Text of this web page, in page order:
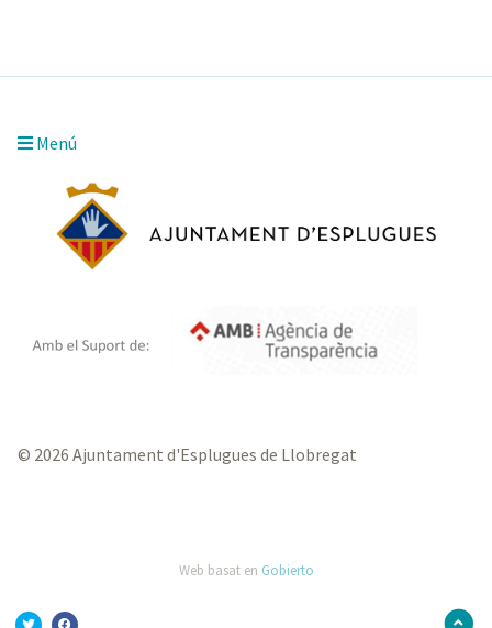
Menú
© 2026 Ajuntament d'Esplugues de Llobregat
Web basat en Gobierto